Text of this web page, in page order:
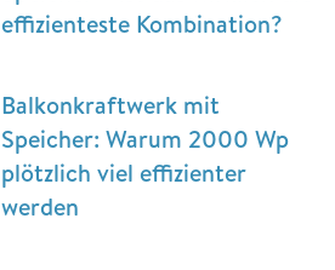
effizienteste Kombination?
Balkonkraftwerk mit
Speicher: Warum 2000 Wp
plötzlich viel effizienter
werden